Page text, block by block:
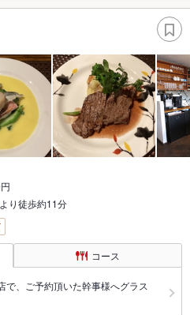
り徒歩約11分
コース
で、ご予約頂いた幹事様へグラス